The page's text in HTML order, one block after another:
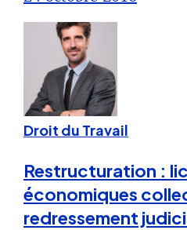
Droit du Travail
Restructuration :
économiques
redressement